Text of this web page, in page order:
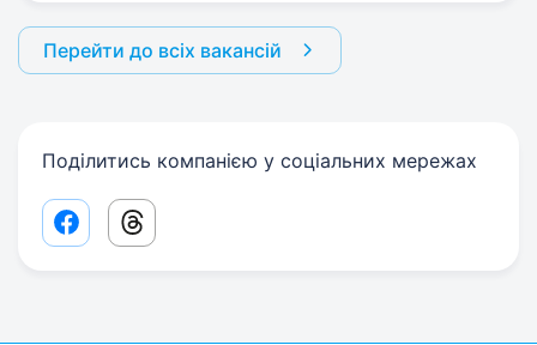
Перейти до всіх вакансій
Поділитись компанією у соціальних мережах
Facebook share link
Threads share link